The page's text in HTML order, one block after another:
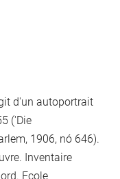
d'un autoportrait
('Die
1906, nó 646).
Inventaire
Ecole